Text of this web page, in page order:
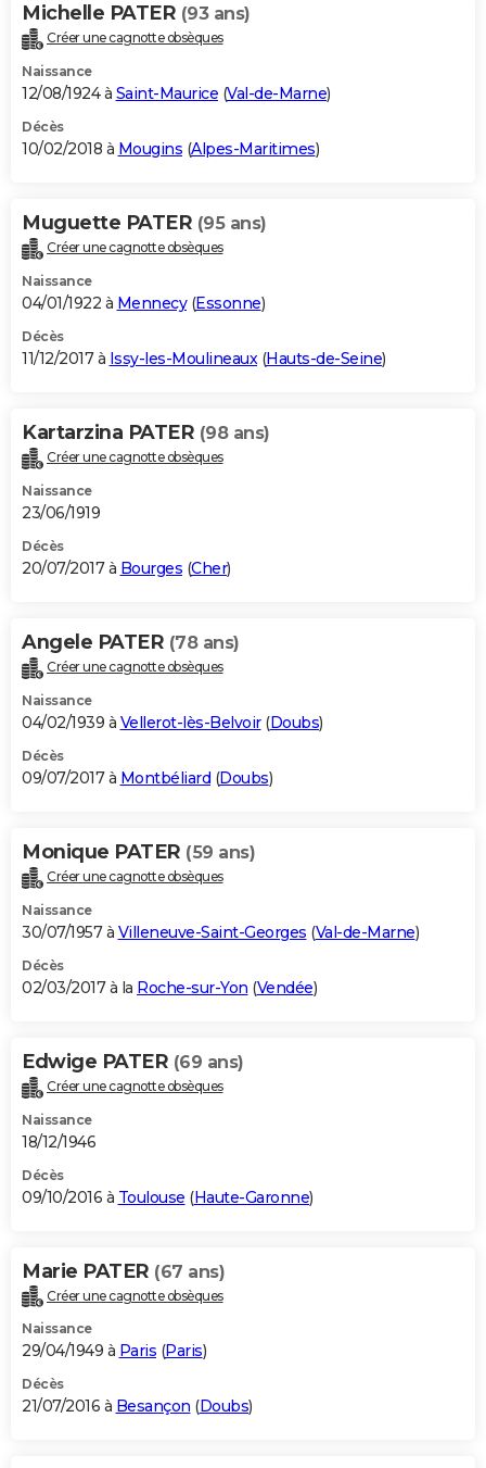
Michelle PATER (93 ans)
Créer une cagnotte obsèques
Naissance
12/08/1924 à Saint-Maurice (Val-de-Marne)
Décès
10/02/2018 à Mougins (Alpes-Maritimes)
Muguette PATER (95 ans)
Créer une cagnotte obsèques
Naissance
04/01/1922 à Mennecy(Essonne)
Décès
11/12/2017 à Issy-les-Moulineaux(Hauts-de-Seine)
Kartarzina PATER (98 ans)
Créer une cagnotte obsèques
Naissance
23/06/1919
Décès
20/07/2017 à Bourges (Cher)
Angele PATER (78 ans)
Créer une cagnotte obsèques
Naissance
04/02/1939 à Vellerot-lès-Belvoir(Doubs)
Décès
09/07/2017 à Montbéliard (Doubs)
Monique PATER (59 ans)
Créer une cagnotte obsèques
Naissance
30/07/1957 à Villeneuve-Saint-Georges (Val-de-Marne)
Décès
02/03/2017 à la Roche-sur-Yon (Vendée)
Edwige PATER (69 ans)
Créer une cagnotte obsèques
Naissance
18/12/1946
Décès
09/10/2016 à Toulouse (Haute-Garonne)
Marie PATER (67 ans)
Créer une cagnotte obsèques
Naissance
29/04/1949 à Paris (Paris)
Décès
21/07/2016 à Besançon (Doubs)